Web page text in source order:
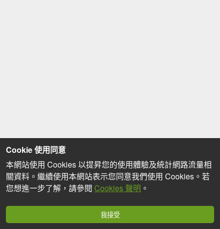
Cookie 使用同意
本網站使用 Cookies 以提昇您的使用體驗及統計網路流量相
關資料。繼續使用本網站表示您同意我們使用 Cookies。若
您想進一步了解，請參閱 Cookies 聲明 。
我接受